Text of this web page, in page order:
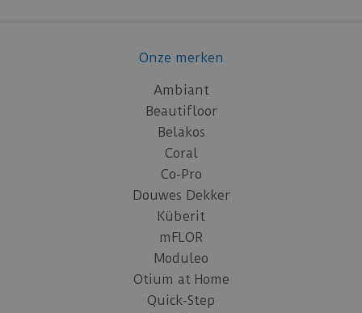
Onze merken
Ambiant
Beautifloor
Belakos
Coral
Co-Pro
Douwes Dekker
Küberit
mFLOR
Moduleo
Otium at Home
Quick-Step